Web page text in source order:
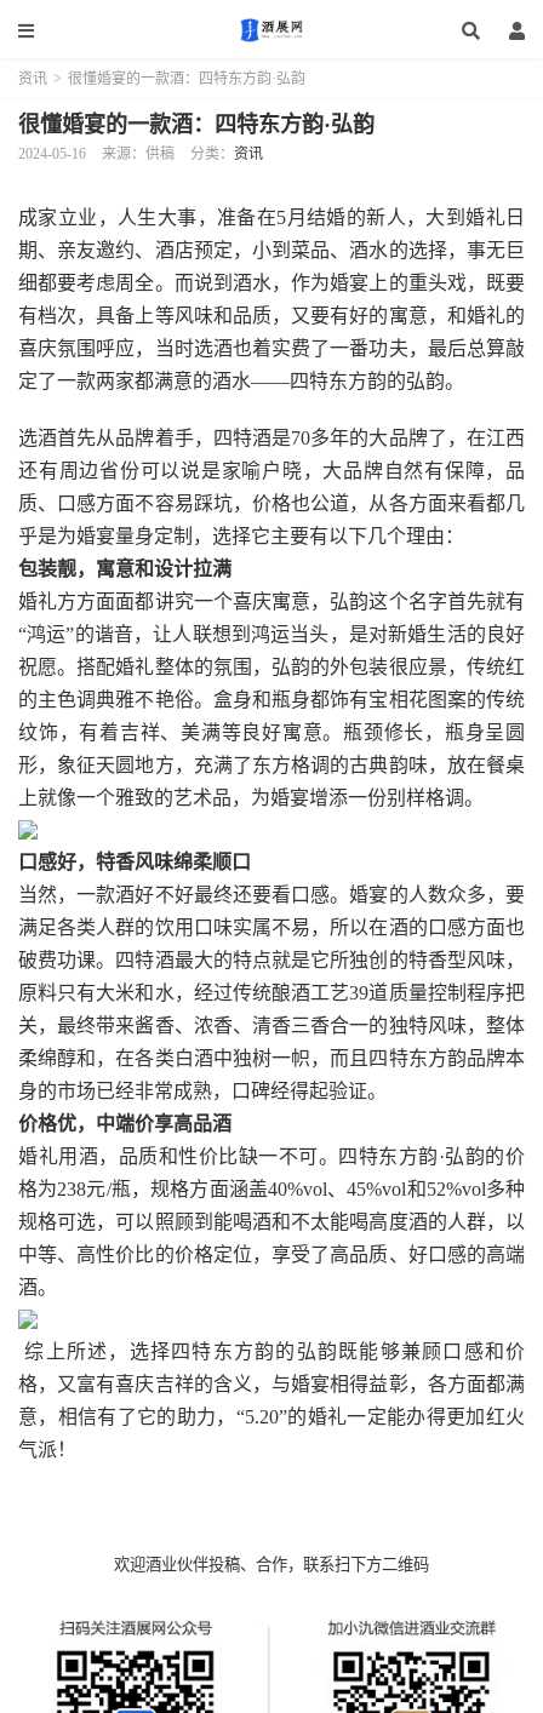
资讯 > 很懂婚宴的一款酒：四特东方韵·弘韵
很懂婚宴的一款酒：四特东方韵·弘韵
2024-05-16 来源：供稿 分类： 资讯
成家立业，人生大事，准备在5月结婚的新人，大到婚礼日
期、亲友邀约、酒店预定，小到菜品、酒水的选择，事无巨
细都要考虑周全。而说到酒水，作为婚宴上的重头戏，既要
有档次，具备上等风味和品质，又要有好的寓意，和婚礼的
喜庆氛围呼应，当时选酒也着实费了一番功夫，最后总算敲
定了一款两家都满意的酒水——四特东方韵的弘韵。
选酒首先从品牌着手，四特酒是70多年的大品牌了，在江西
还有周边省份可以说是家喻户晓，大品牌自然有保障，品
质、口感方面不容易踩坑，价格也公道，从各方面来看都几
乎是为婚宴量身定制，选择它主要有以下几个理由：
包装靓，寓意和设计拉满
婚礼方方面面都讲究一个喜庆寓意，弘韵这个名字首先就有
“鸿运”的谐音，让人联想到鸿运当头，是对新婚生活的良好
祝愿。搭配婚礼整体的氛围，弘韵的外包装很应景，传统红
的主色调典雅不艳俗。盒身和瓶身都饰有宝相花图案的传统
纹饰，有着吉祥、美满等良好寓意。瓶颈修长，瓶身呈圆
形，象征天圆地方，充满了东方格调的古典韵味，放在餐桌
上就像一个雅致的艺术品，为婚宴增添一份别样格调。
口感好，特香风味绵柔顺口
当然，一款酒好不好最终还要看口感。婚宴的人数众多，要
满足各类人群的饮用口味实属不易，所以在酒的口感方面也
破费功课。四特酒最大的特点就是它所独创的特香型风味，
原料只有大米和水，经过传统酿酒工艺39道质量控制程序把
关，最终带来酱香、浓香、清香三香合一的独特风味，整体
柔绵醇和，在各类白酒中独树一帜，而且四特东方韵品牌本
身的市场已经非常成熟，口碑经得起验证。
价格优，中端价享高品酒
婚礼用酒，品质和性价比缺一不可。四特东方韵·弘韵的价
格为238元/瓶，规格方面涵盖40%vol、45%vol和52%vol多种
规格可选，可以照顾到能喝酒和不太能喝高度酒的人群，以
中等、高性价比的价格定位，享受了高品质、好口感的高端
酒。
综上所述，选择四特东方韵的弘韵既能够兼顾口感和价
格，又富有喜庆吉祥的含义，与婚宴相得益彰，各方面都满
意，相信有了它的助力，“5.20”的婚礼一定能办得更加红火
气派！
欢迎酒业伙伴投稿、合作，联系扫下方二维码